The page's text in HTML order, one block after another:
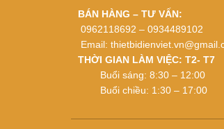
BÁN HÀNG – TƯ VẤN:
0962118692 – 0934489102
Email:
THỜI GIAN LÀM VIỆC: T2- T7
Buổi sáng: 8:30 – 12:00
Buổi chiều: 1:30 – 17:00